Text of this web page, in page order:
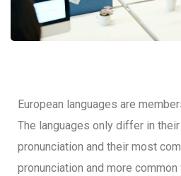
European languages are
The languages only differ in
pronunciation and their most
pronunciation and more